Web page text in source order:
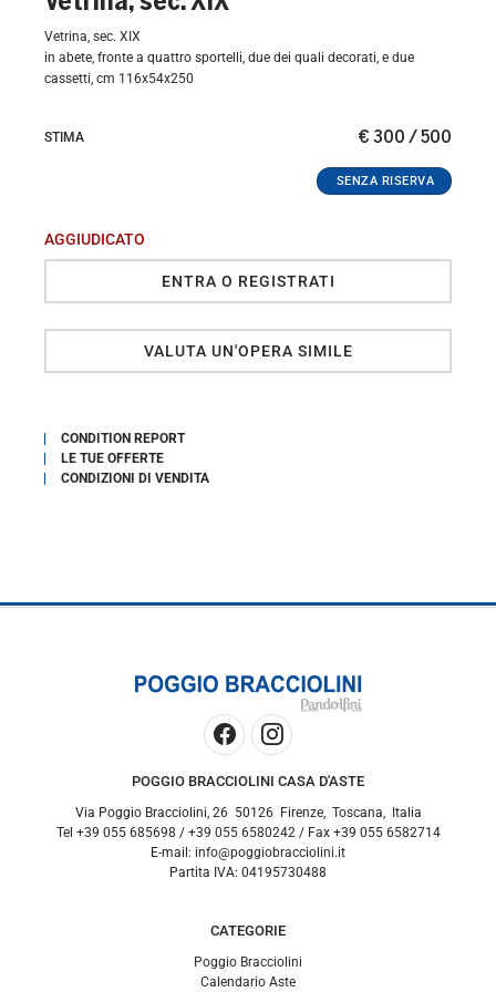
Vetrina, sec. XIX
in abete, fronte a quattro sportelli, due dei quali decorati, e due
cassetti, cm 116x54x250
€ 300 / 500
STIMA
AGGIUDICATO
ENTRA O REGISTRATI
VALUTA UN'OPERA SIMILE
CONDITION REPORT
LE TUE OFFERTE
CONDIZIONI DI VENDITA
POGGIO BRACCIOLINI CASA D'ASTE
Via Poggio Bracciolini, 26 50126 Firenze, Toscana
Italia
Tel +39 055 685698 / +39 055 6580242 / Fax +39 055 6582714
E-mail: info@poggiobracciolini.it
Partita IVA: 04195730488
CATEGORIE
Poggio Bracciolini
Calendario Aste